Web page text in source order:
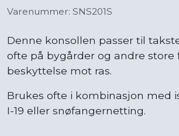
Varenummer: SNS201S
Denne konsollen passer til
ofte på bygårder og andre store
beskyttelse mot ras.
Brukes ofte i kombinasjon med
I-19 eller snøfangernetting.